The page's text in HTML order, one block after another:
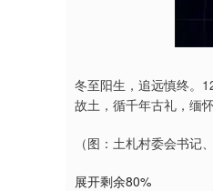
冬至阳生，追远慎终。
故土，循千年古礼，缅
（图：土札村委会书记
展开剩余80%